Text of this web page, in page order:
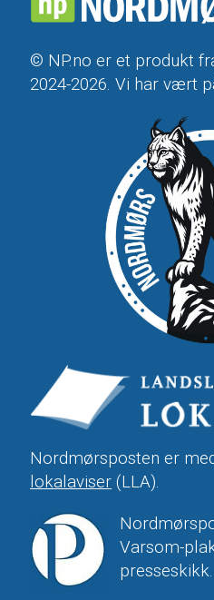
© NP.no er et produkt
2024-2026. Vi har vært
Nordmørsposten er
lokalaviser (LLA).
Varsom-
presseskikk.